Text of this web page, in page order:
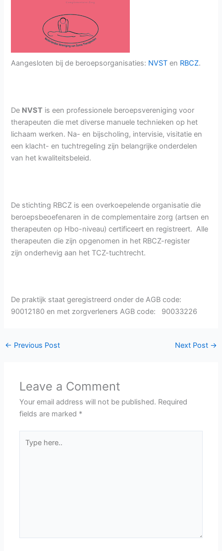
Aangesloten bij de beroepsorganisaties: NVST en RBCZ.
De NVST is een professionele beroepsvereniging voor
therapeuten die met diverse manuele technieken op het
lichaam werken. Na- en bijscholing, intervisie, visitatie en
een klacht- en tuchtregeling zijn belangrijke onderdelen
van het kwaliteitsbeleid.
De stichting RBCZ is een overkoepelende organisatie die
beroepsbeoefenaren in de complementaire zorg (artsen en
therapeuten op Hbo-niveau) certificeert en registreert. Alle
therapeuten die zijn opgenomen in het RBCZ-register
zijn onderhevig aan het TCZ-tuchtrecht.
De praktijk staat geregistreerd onder de AGB code:
90012180 en met zorgverleners AGB code: 90033226
← Previous Post Next Post →
Leave a Comment
Your email address will not be published. Required
fields are marked *
here..